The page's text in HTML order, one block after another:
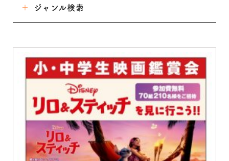
東海市
大府市
東浦町
阿久比町
半田市
武豊町
美浜町
ジャンル検索
美容・健康
ショップ
住まい・暮らし
習い事・趣味